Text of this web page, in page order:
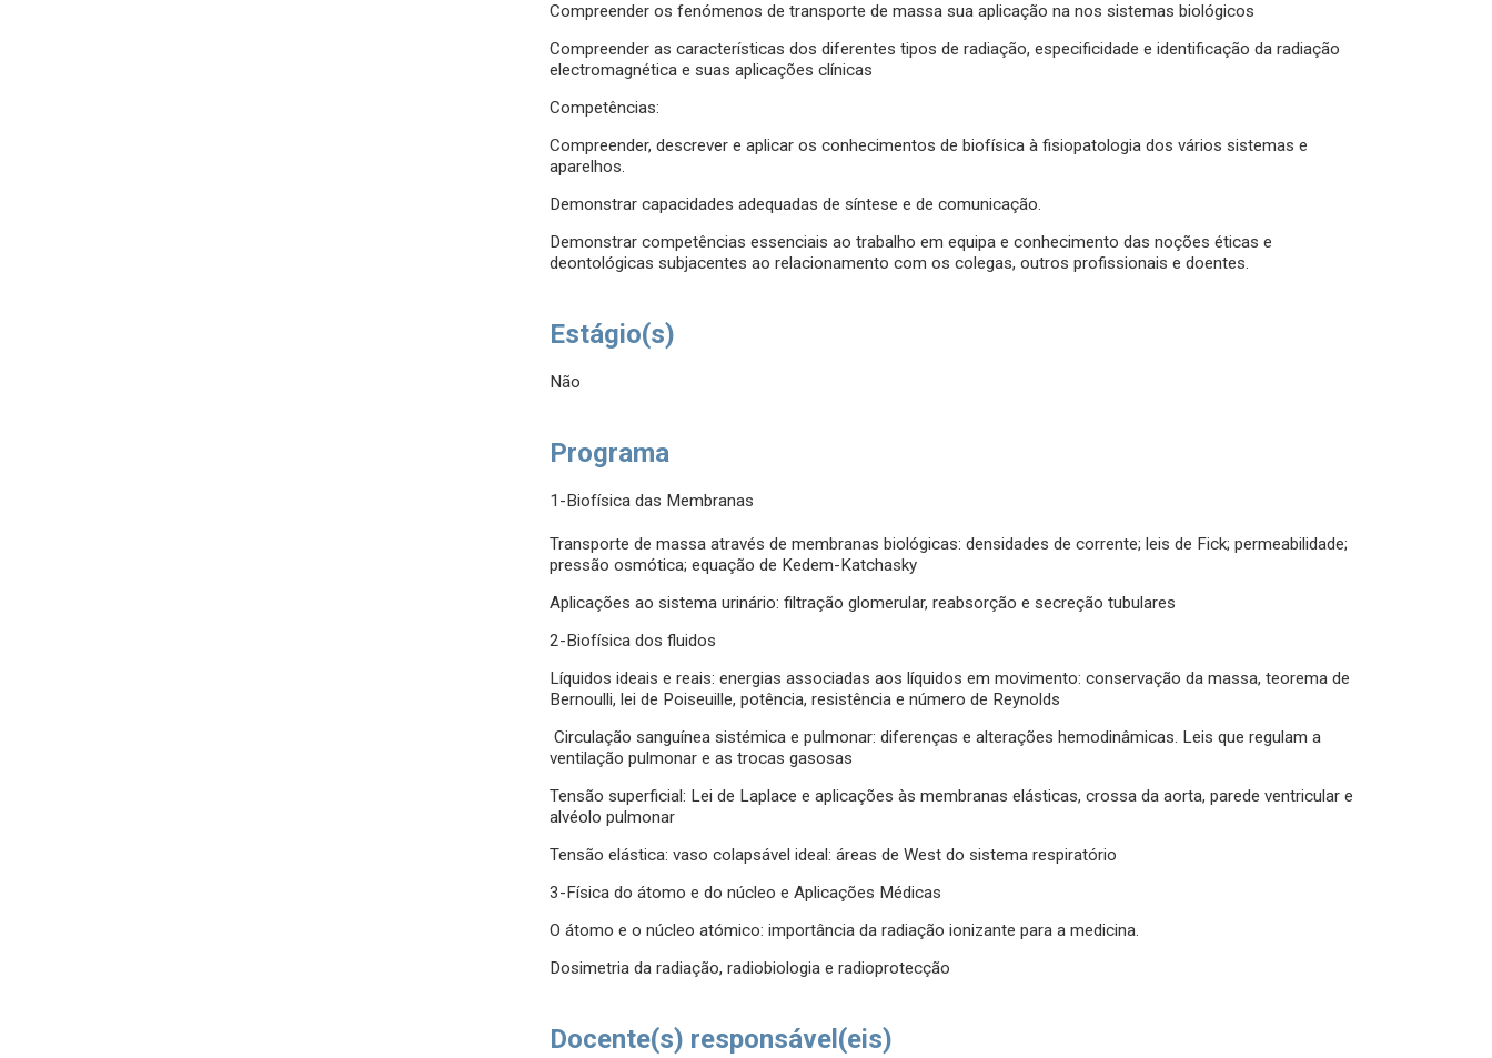
Compreender os fenómenos de transporte de massa sua aplicação na nos sistemas biológicos
Compreender as características dos diferentes tipos de radiação, especificidade e identificação da radiação
electromagnética e suas aplicações clínicas
Competências:
Compreender, descrever e aplicar os conhecimentos de biofísica à fisiopatologia dos vários sistemas e
aparelhos.
Demonstrar capacidades adequadas de síntese e de comunicação.
Demonstrar competências essenciais ao trabalho em equipa e conhecimento das noções éticas e
deontológicas subjacentes ao relacionamento com os colegas, outros profissionais e doentes.
Estágio(s)
Não
Programa
1-Biofísica das Membranas
Transporte de massa através de membranas biológicas: densidades de corrente; leis de Fick; permeabilidade;
pressão osmótica; equação de Kedem-Katchasky
Aplicações ao sistema urinário: filtração glomerular, reabsorção e secreção tubulares
2-Biofísica dos fluidos
Líquidos ideais e reais: energias associadas aos líquidos em movimento: conservação da massa, teorema de
Bernoulli, lei de Poiseuille, potência, resistência e número de Reynolds
Circulação sanguínea sistémica e pulmonar: diferenças e alterações hemodinâmicas. Leis que regulam a
ventilação pulmonar e as trocas gasosas
Tensão superficial: Lei de Laplace e aplicações às membranas elásticas, crossa da aorta, parede ventricular e
alvéolo pulmonar
Tensão elástica: vaso colapsável ideal: áreas de West do sistema respiratório
3-Física do átomo e do núcleo e Aplicações Médicas
O átomo e o núcleo atómico: importância da radiação ionizante para a medicina.
Dosimetria da radiação, radiobiologia e radioprotecção
Docente(s) responsável(eis)